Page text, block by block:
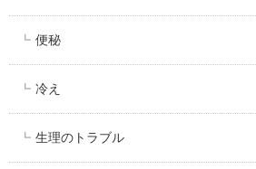
便秘
冷え
生理のトラブル